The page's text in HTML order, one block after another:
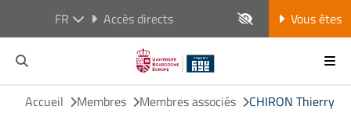
FR Accès directs Vous êtes
Accueil Membres Membres associés CHIRON Thierry